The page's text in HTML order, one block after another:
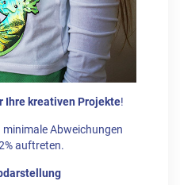
Ihre kreativen Projekte!
Abweichungen
auftreten.